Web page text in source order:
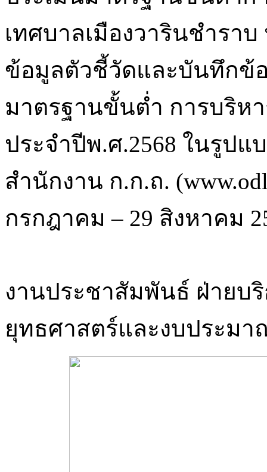
เทศบาลเมืองวารินชำรา
ข้อมูลตัวชี้วัดและบันทึกข้
มาตรฐานขั้นต่ำ การบริห
ประจำปีพ.ศ.2568 ในรูป
สำนักงาน ก.ก.ถ.
กรกฎาคม – 29 สิงหาคม
งานประชาสัมพันธ์ ฝ่ายบ
ยุทธศาสตร์และงบประมา